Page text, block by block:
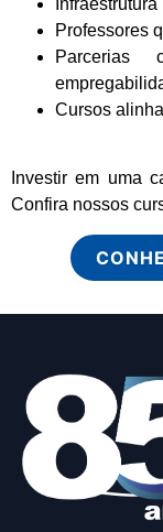
Professores
Parcerias
Cursos
Investir em uma
Confira nossos